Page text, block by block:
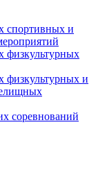
спортивных и
физкультурных
физкультурных и
соревнований